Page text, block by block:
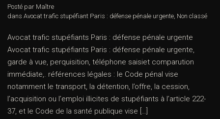
Posté par Maître
dans Avocat trafic stupéfiant Paris : défense pénale urgente, Non classé
Avocat trafic stupéfiants Paris : défense pénale urgente
Avocat trafic stupéfiants Paris : défense pénale urgente,
garde à vue, perquisition, téléphone saisiet comparution
immédiate,. références légales : le Code pénal vise
notamment le transport, la détention, l’offre, la cession,
l’acquisition ou l’emploi illicites de stupéfiants à l’article 222-
37, et le Code de la santé publique vise […]